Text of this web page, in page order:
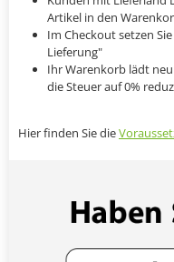
Artikel in den
Im Checkout setzen
Lieferung"
Ihr Warenkorb lädt
die Steuer auf 0%
Hier finden Sie die